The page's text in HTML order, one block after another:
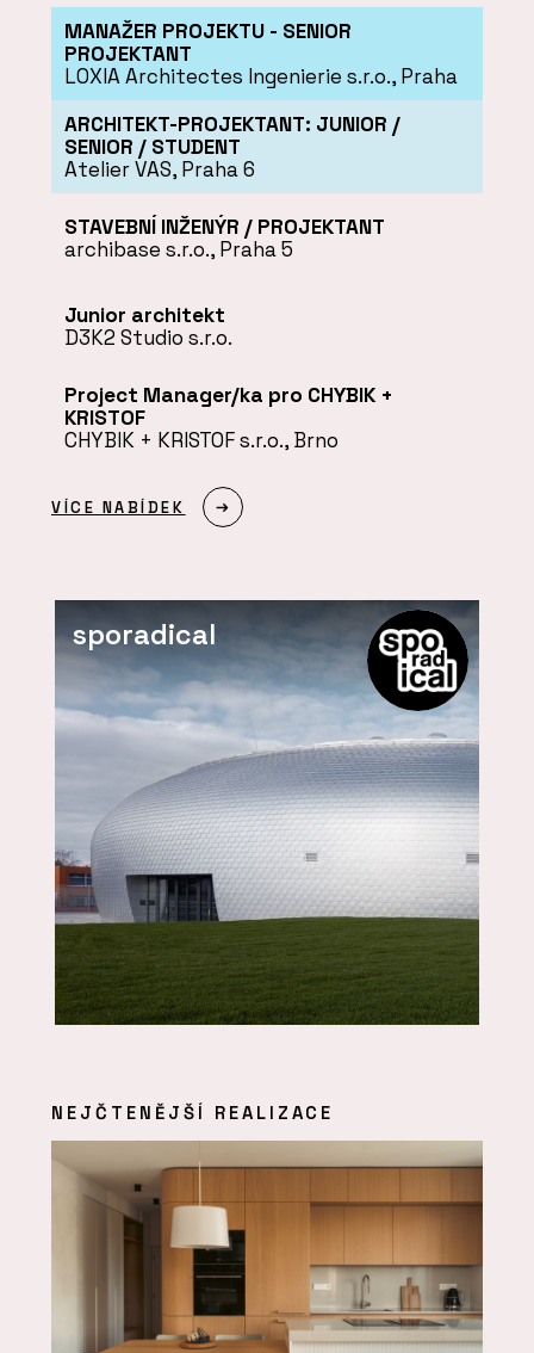
MANAŽER PROJEKTU - SENIOR
PROJEKTANT
LOXIA Architectes Ingenierie s.r.o., Praha
ARCHITEKT-PROJEKTANT: JUNIOR /
SENIOR / STUDENT
Atelier VAS, Praha 6
STAVEBNÍ INŽENÝR / PROJEKTANT
archibase s.r.o., Praha 5
Junior architekt
D3K2 Studio s.r.o.
Project Manager/ka pro CHYBIK +
KRISTOF
CHYBIK + KRISTOF s.r.o., Brno
VÍCE NABÍDEK
sporadical
NEJČTENĚJŠÍ REALIZACE